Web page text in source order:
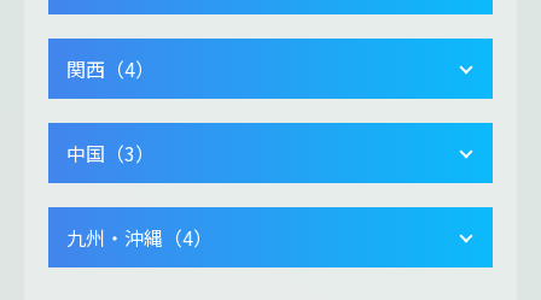
関西（4）
中国（3）
九州・沖縄（4）